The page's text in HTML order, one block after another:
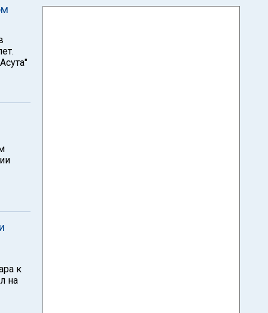
к
на